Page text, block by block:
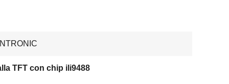
TFT con chip ili9488